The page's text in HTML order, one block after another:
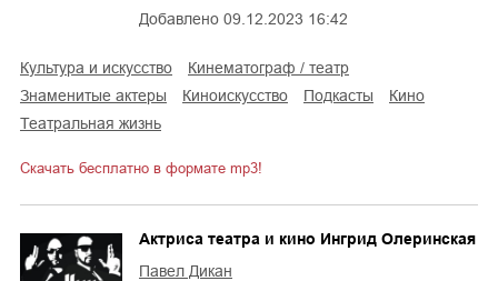
Добавлено 09.12.2023 16:42
культура и искусство
кинематограф / театр
знаменитые актеры
киноискусство подкасты
кино
театральная жизнь
Скачать бесплатно в формате mp3!
Актриса театра и кино Ингрид Олеринская
Павел Дикан